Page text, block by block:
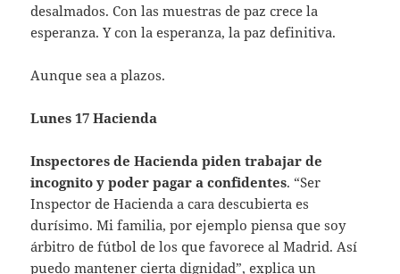
desalmados. Con las muestras de paz crece la
esperanza. Y con la esperanza, la paz definitiva.
Aunque sea a plazos.
Lunes 17 Hacienda
Inspectores de Hacienda piden trabajar de
incognito y poder pagar a confidentes. “Ser
Inspector de Hacienda a cara descubierta es
durísimo. Mi familia, por ejemplo piensa que soy
árbitro de fútbol de los que favorece al Madrid. Así
puedo mantener cierta dignidad”, explica un